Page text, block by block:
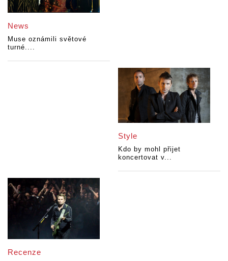
News
Muse oznámili světové
turné....
Style
Kdo by mohl přijet
koncertovat v...
Recenze